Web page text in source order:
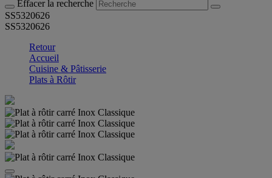
Effacer la recherche
SS5320626
SS5320626
Retour
Accueil
Cuisine & Pâtisserie
Plats à Rôtir